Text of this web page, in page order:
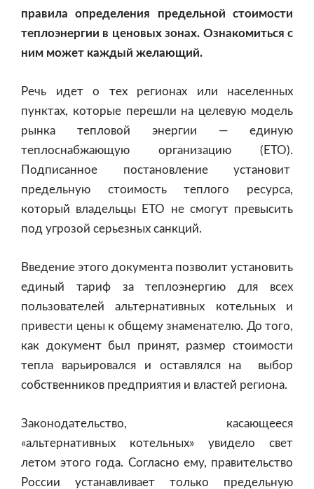
правила определения предельной стоимости
теплоэнергии в ценовых зонах. Ознакомиться с
ним может каждый желающий.
Речь идет о тех регионах или населенных
пунктах, которые перешли на целевую модель
рынка тепловой энергии — единую
теплоснабжающую организацию (ЕТО).
Подписанное постановление установит
предельную стоимость теплого ресурса,
который владельцы ЕТО не смогут превысить
под угрозой серьезных санкций.
Введение этого документа позволит установить
единый тариф за теплоэнергию для всех
пользователей альтернативных котельных и
привести цены к общему знаменателю. До того,
как документ был принят, размер стоимости
тепла варьировался и оставлялся на выбор
собственников предприятия и властей региона.
Законодательство, касающееся
«альтернативных котельных» увидело свет
летом этого года. Согласно ему, правительство
России устанавливает только предельную